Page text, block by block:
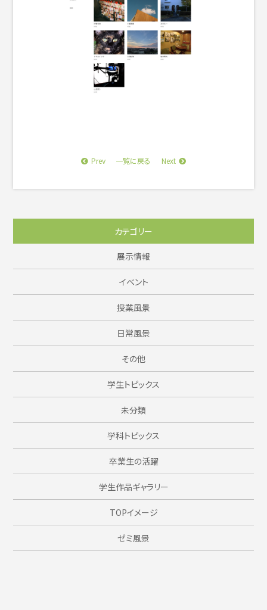
Prev 一覧に戻る Next
カテゴリー
展示情報
イベント
授業風景
日常風景
その他
学生トピックス
未分類
学科トピックス
卒業生の活躍
学生作品ギャラリー
TOPイメージ
ゼミ風景